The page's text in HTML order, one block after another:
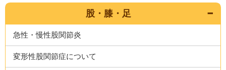
股・膝・足
急性・慢性股関節炎
変形性股関節症について